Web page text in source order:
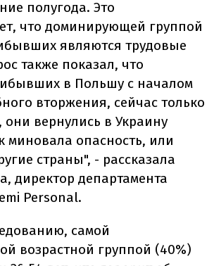
полугода. Это
что доминирующей группой
являются трудовые
также показал, что
в Польшу с началом
вторжения, сейчас только
они вернулись в Украину
миновала опасность, или
страны", - рассказала
директор департамента
Personal.
самой
возрастной группой (40%)